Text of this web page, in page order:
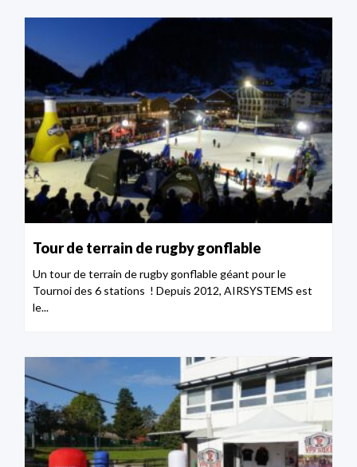
Tour de terrain de rugby gonflable
Un tour de terrain de rugby gonflable géant pour le
Tournoi des 6 stations ! Depuis 2012, AIRSYSTEMS est
le...